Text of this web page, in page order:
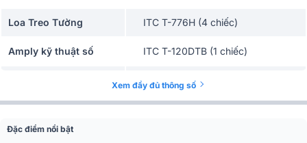
Loa Treo Tường ITC T-776H (4 chiếc)
Amply kỹ thuật số ITC T-120DTB (1 chiếc)
ITC T-621A (1 chiếc)
Micro không dây BCE U900 Plus X (1 bộ)
Xem đầy đủ thông số
Đặc điểm nổi bật